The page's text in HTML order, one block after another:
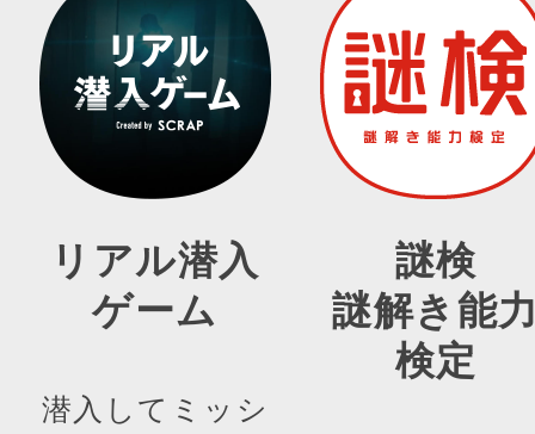
リアル潜入
ゲーム
潜入してミッシ
謎検
謎解き能
検定